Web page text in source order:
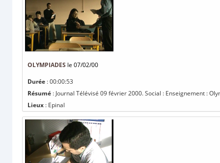
OLYMPIADES le 07/02/00
Durée : 00:00:53
Résumé : Journal Télévisé 09 février 2000. Social : Enseignement :
Lieux : Epinal